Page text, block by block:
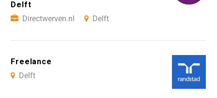
Delft
Directwerven.nl
Delft
Freelance
Delft